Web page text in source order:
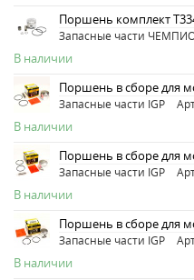
Поршень комплект
Запасные части
В наличии
Поршень в сборе для
Запасные части IGP
В наличии
Поршень в сборе для
Запасные части IGP
В наличии
Поршень в сборе для
Запасные части IGP
В наличии